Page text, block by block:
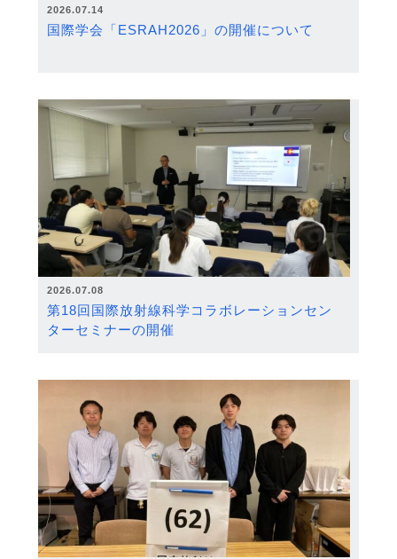
2026.07.14
国際学会「ESRAH2026」の開催について
2026.07.08
第18回国際放射線科学コラボレーションセン
ターセミナーの開催